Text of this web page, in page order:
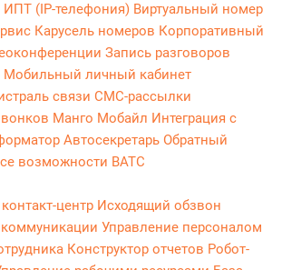
ИПТ (IP-телефония) Виртуальный номер
Карусель номеров Корпоративный
Запись разговоров
Мобильный личный кабинет
связи СМС-рассылки
Манго Мобайл Интеграция с
Автосекретарь Обратный
возможности ВАТС
центр Исходящий обзвон
Управление персоналом
Конструктор отчетов Робот-